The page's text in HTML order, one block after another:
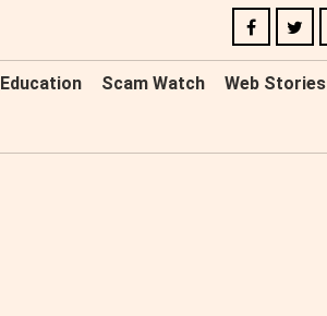
Education Scam Watch Web Stories